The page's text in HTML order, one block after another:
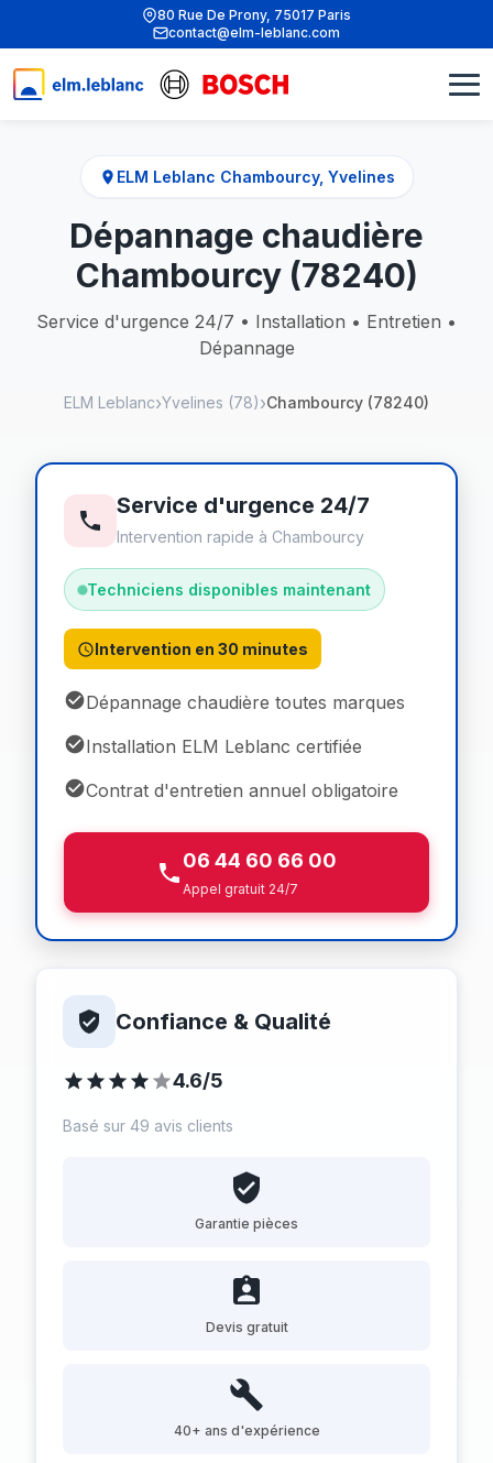
80 Rue De Prony, 75017 Paris
contact@elm-leblanc.com
ELM Leblanc Chambourcy, Yvelines
Dépannage chaudière
Chambourcy (78240)
Service d'urgence 24/7 • Installation • Entretien •
Dépannage
ELM Leblanc Yvelines (78) Chambourcy (78240)
Service d'urgence 24/7
Intervention rapide à Chambourcy
Techniciens disponibles maintenant
Intervention en 30 minutes
Dépannage chaudière toutes marques
Installation ELM Leblanc certifiée
Contrat d'entretien annuel obligatoire
06 44 60 66 00
Appel gratuit 24/7
Confiance & Qualité
4.6/5
Basé sur 49 avis clients
Garantie pièces
Devis gratuit
40+ ans d'expérience